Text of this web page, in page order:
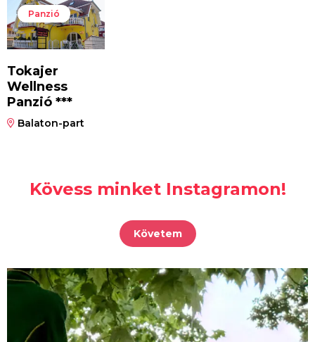
Panzió
Tokajer
Wellness
Panzió ***
Balaton-part
Kövess minket Instagramon!
Követem